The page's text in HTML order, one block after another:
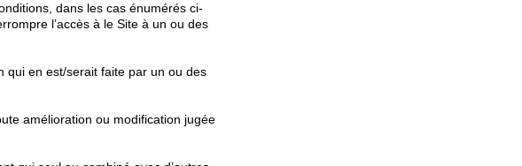
dans les cas énumérés ci-
l’accès à le Site à un ou des
qui en est/serait faite par un ou des
amélioration ou modification jugée